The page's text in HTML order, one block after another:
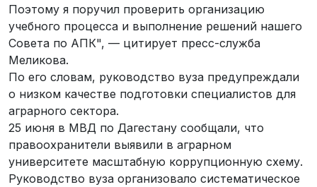
Поэтому я поручил проверить организацию
учебного процесса и выполнение решений нашего
Совета по АПК", — цитирует пресс-служба
Меликова.
По его словам, руководство вуза предупреждали
о низком качестве подготовки специалистов для
аграрного сектора.
25 июня в МВД по Дагестану сообщали, что
правоохранители выявили в аграрном
университете масштабную коррупционную схему.
Руководство вуза организовало систематическое